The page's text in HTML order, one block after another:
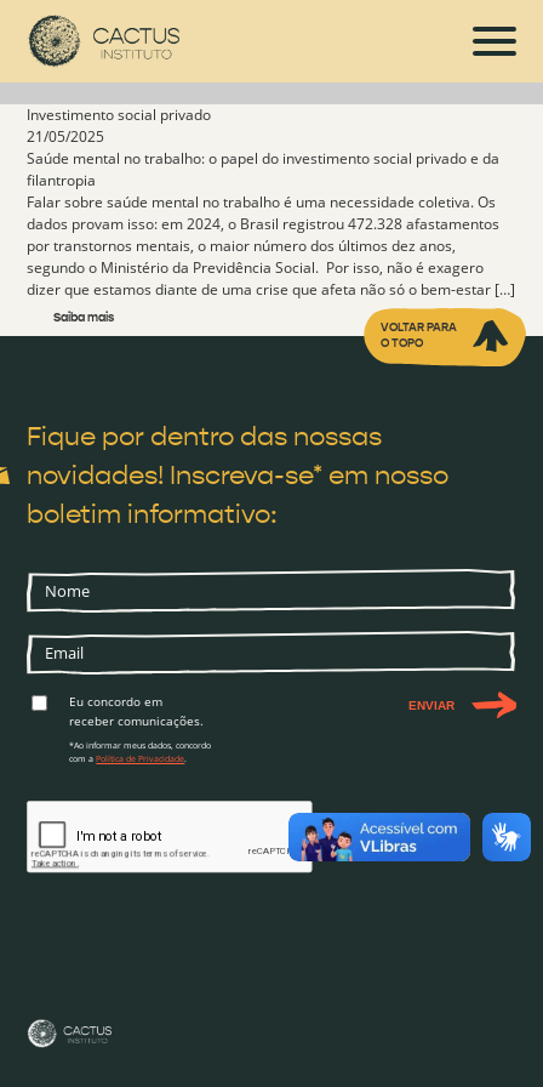
Investimento social privado
21/05/2025
Saúde mental no trabalho: o papel do investimento social privado e da
filantropia
Falar sobre saúde mental no trabalho é uma necessidade coletiva. Os
dados provam isso: em 2024, o Brasil registrou 472.328 afastamentos
por transtornos mentais, o maior número dos últimos dez anos,
segundo o Ministério da Previdência Social. Por isso, não é exagero
dizer que estamos diante de uma crise que afeta não só o bem-estar […]
Saiba mais
VOLTAR PARA
O TOPO
Fique por dentro das nossas
novidades! Inscreva-se* em nosso
boletim informativo:
Eu concordo em
receber comunicações.
*Ao informar meus dados, concordo
com aPolítica de Privacidade.
ENVIAR